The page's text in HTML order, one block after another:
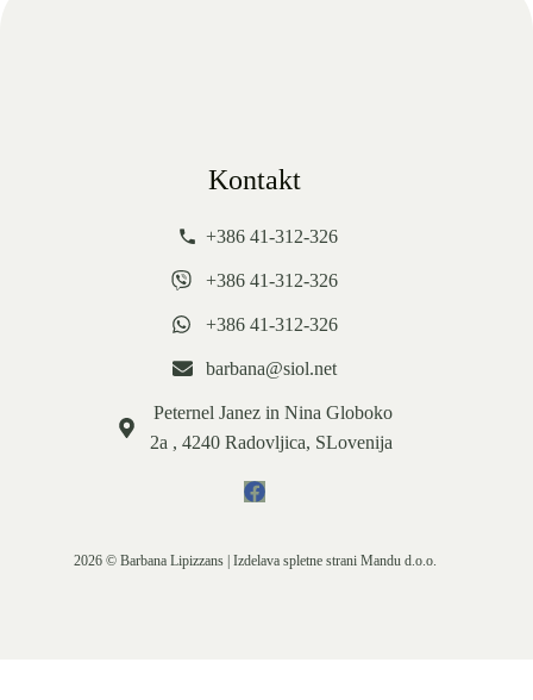
Kontakt
+386 41-312-326
+386 41-312-326
+386 41-312-326
barbana@siol.net
Peternel Janez in Nina Globoko
2a , 4240 Radovljica, SLovenija
2026 © Barbana Lipizzans | Izdelava spletne strani Mandu d.o.o.